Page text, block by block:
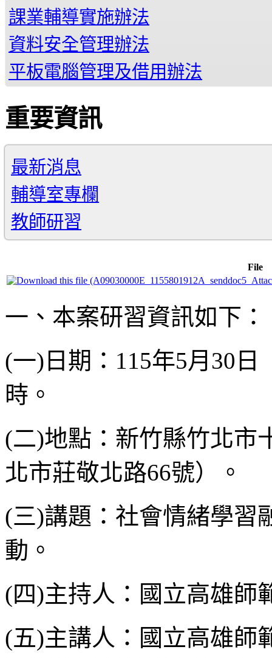
課業輔導實施辦法
資料安全管理辦法
平板電腦管理及借用辦法
重要資訊
最新消息
輔導室專欄
教師研習
File
一、本案研習資訊如下：
(一)日期：115年5月30
時。
(二)地點：新竹縣竹北市
北市莊敬北路66號）。
(三)講題：社會情緒學習
動。
(四)主持人：國立高雄師
(五)主講人：國立高雄師